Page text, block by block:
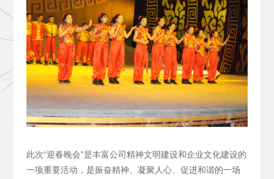
此次“迎春晚会”是丰富公司精神文明建设和企业文化建设的
一项重要活动，是振奋精神、凝聚人心、促进和谐的一场